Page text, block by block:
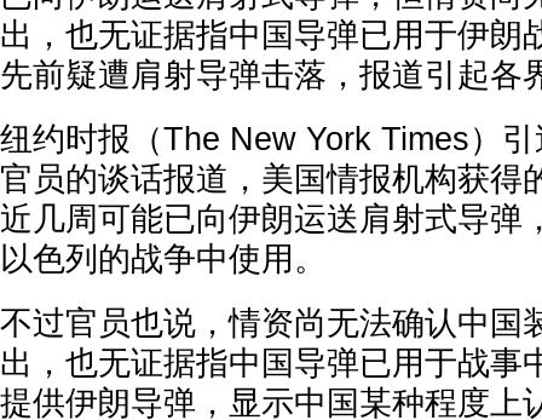
出，也无证据指中国导弹已用于伊朗
先前疑遭肩射导弹击落，报道引起各
纽约时报（The New York Times）
官员的谈话报道，美国情报机构获得
近几周可能已向伊朗运送肩射式导弹
以色列的战争中使用。
不过官员也说，情资尚无法确认中国
出，也无证据指中国导弹已用于战事
提供伊朗导弹，显示中国某种程度上